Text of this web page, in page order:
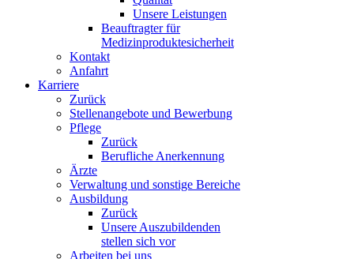
Unsere Leistungen
Beauftragter für
Medizinproduktesicherheit
Kontakt
Anfahrt
Karriere
Zurück
Stellenangebote und Bewerbung
Pflege
Zurück
Berufliche Anerkennung
Ärzte
Verwaltung und sonstige Bereiche
Ausbildung
Zurück
Unsere Auszubildenden
stellen sich vor
Arbeiten bei uns